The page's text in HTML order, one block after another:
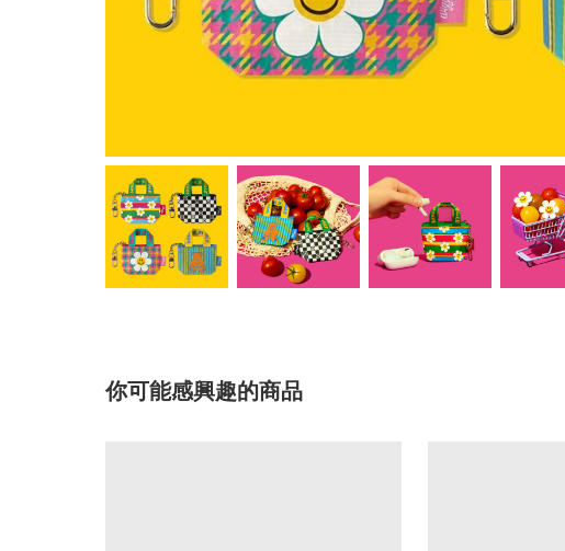
你可能感興趣的商品